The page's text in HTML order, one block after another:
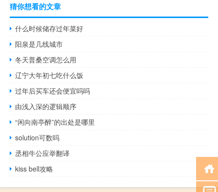
猜你想看的文章
什么时候储存过年菜好
阳泉是几线城市
冬天普桑空调怎么用
辽宁大年初七吃什么饭
过年后买车还会便宜吗吗
由浅入深的逻辑顺序
“闲向南亭醉”的出处是哪里
solution可数吗
丞相牛公应举翻译
kiss bell攻略